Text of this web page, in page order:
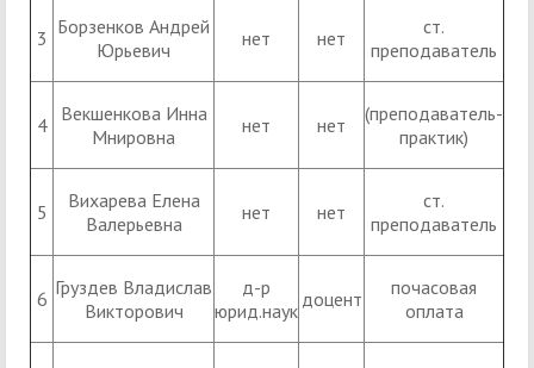
3 Борзенков Андрей
Юрьевич
нет нет
ст.
преподаватель
4
Векшенкова Инна
Мнировна
нет нет
(преподаватель-
практик)
5
Вихарева Елена
Валерьевна
нет нет
ст.
преподаватель
6 Груздев Владислав
Викторович
д-р
юрид.наук доцент
почасовая
оплата